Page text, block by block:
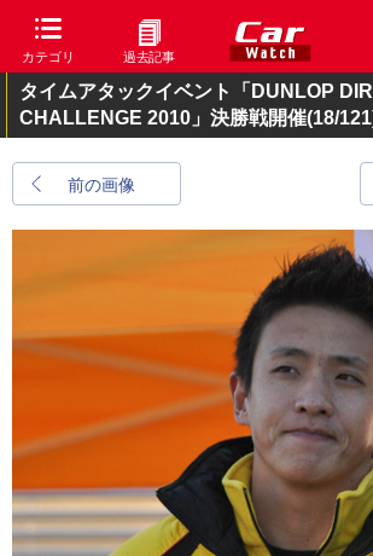
カテゴリ 過去記事
タイムアタックイベント「DUNLOP
CHALLENGE 2010」決勝戦開催(18/
前の画像